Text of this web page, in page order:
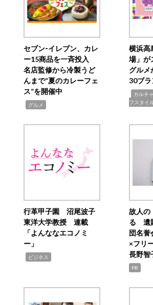
セブン‐イレブン、カレ
ー15商品を一斉投入
名店監修から冷製うど
んまで“夏のカレーフェ
ス”を開催中
グルメ
横浜高
場」
グルメ
30ブ
カルチ
フスタイ
行革甲子園 沼尾波子
東洋大学教授 連載
「よんななエコノミ
ー」
ビジネス
故人の
る 遺
団名誉
×フリ
長野智
PR